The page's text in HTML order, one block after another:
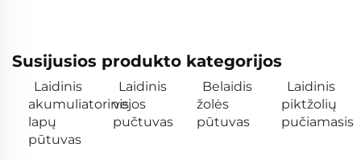
Susijusios produkto kategorijos
Laidinis
akumuliatorinis
lapų
pūtuvas
Laidinis
vejos
pučtuvas
Belaidis
žolės
pūtuvas
Laidinis
piktžolių
pučiamasis